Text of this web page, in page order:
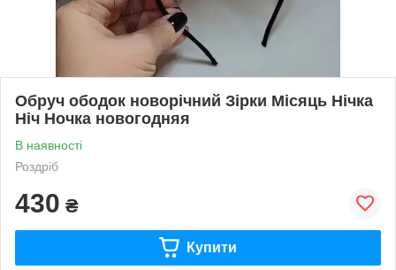
Обруч ободок новорічний Зірки Місяць Нічка
Ніч Ночка новогодняя
В наявності
Роздріб
430 ₴
Купити